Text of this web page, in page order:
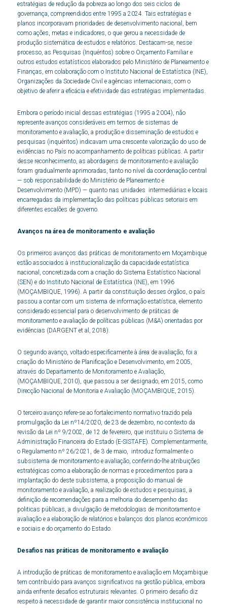
estratégias de redução da pobreza ao longo dos seis ciclos de
governança, compreendidos entre 1995 a 2024. Tais estratégias e
planos incorporavam prioridades de desenvolvimento nacional, bem
como ações, metas e indicadores, o que gerou a necessidade de
produção sistemática de estudos e relatórios. Destacam-se, nesse
processo, as Pesquisas (Inquéritos) sobre o Orçamento Familiar e
outros estudos estatísticos elaborados pelo Ministério de Planeamento e
Finanças, em colaboração com o Instituto Nacional de Estatística (INE),
Organizações da Sociedade Civil e agências internacionais, com o
objetivo de aferir a eficácia e efetividade das estratégias implementadas.
Embora o período inicial dessas estratégias (1995 a 2004), não
represente avanços consideráveis em termos de sistemas de
monitoramento e avaliação, a produção e disseminação de estudos e
pesquisas (inquéritos) indicavam uma crescente valorização do uso de
evidências no País no acompanhamento de políticas públicas. A partir
desse reconhecimento, as abordagens de monitoramento e avaliação
foram gradualmente aprimoradas, tanto no nível da coordenação central
— sob responsabilidade do Ministério de Planeamento e
Desenvolvimento (MPD) — quanto nas unidades intermediárias e locais
encarregadas da implementação das políticas públicas setoriais em
diferentes escalões de governo.
Avanços na área de monitoramento e avaliação
Os primeiros avanços das práticas de monitoramento em Moçambique
estão associados à institucionalização da capacidade estatística
nacional, concretizada com a criação do Sistema Estatístico Nacional
(SEN) e do Instituto Nacional de Estatística (INE), em 1996
(MOÇAMBIQUE, 1996). A partir da constituição desses órgãos, o país
passou a contar com um sistema de informação estatística, elemento
considerado essencial para o desenvolvimento de práticas de
monitoramento e avaliação de políticas públicas (M&A) orientadas por
evidências (DARGENT et al, 2018).
O segundo avanço, voltado especificamente à área de avaliação, foi a
criação do Ministério de Planificação e Desenvolvimento, em 2005,
através do Departamento de Monitoramento e Avaliação,
(MOÇAMBIQUE, 2010), que passou a ser designado, em 2015, como
Direcção Nacional de Monitoria e Avaliação (MOÇAMBIQUE, 2015).
O terceiro avanço refere-se ao fortalecimento normativo trazido pela
promulgação da Lei nº14/2020, de 23 de dezembro, no contexto da
revisão da Lei nº 9/2002, de 12 de fevereiro, que instituiu o Sistema de
Administração Financeira do Estado (E-SISTAFE). Complementarmente,
o Regulamento nº 26/2021, de 3 de maio, introduz formalmente o
subsistema de monitoramento e avaliação, conferindo-lhe atribuições
estratégicas como a elaboração de normas e procedimentos para a
implantação do deste subsistema, a proposição do manual de
monitoramento e avaliação, a realização de estudos e pesquisas, a
definição de recomendações para a melhoria do desempenho das
politicas públicas, a divulgação de metodologias de monitoramento e
avaliação e a elaboração de relatórios e balanços dos planos económicos
e sociais e do orçamento do Estado.
Desafios nas práticas de monitoramento e avaliação
A introdução de práticas de monitoramento e avaliação em Moçambique
tem contribuído para avanços significativos na gestão pública, embora
ainda enfrente desafios estruturais relevantes. O primeiro desafio diz
respeito à necessidade de garantir maior consistência institucional no